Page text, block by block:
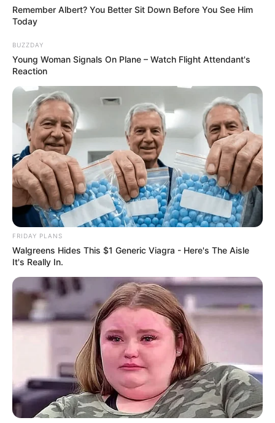
Magyar Pétervideójának köszönhetően kiderült:
sok minden történt csütörtökön az egykori
Remember Albert? You Better Sit Down Before You See Him
Today
BUZZDAY
Young Woman Signals On Plane – Watch Flight Attendant's
Reaction
FRIDAY PLANS
Walgreens Hides This $1 Generic Viagra - Here's The Aisle
It's Really In.